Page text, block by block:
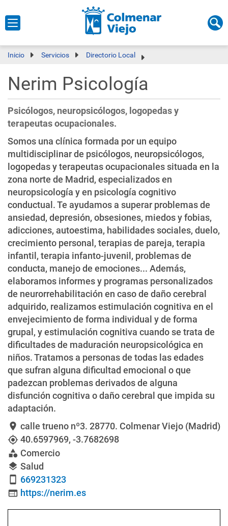
Inicio Servicios Directorio Local
Nerim Psicología
Psicólogos, neuropsicólogos, logopedas y
terapeutas ocupacionales.
Somos una clínica formada por un equipo
multidisciplinar de psicólogos, neuropsicólogos,
logopedas y terapeutas ocupacionales situada en la
zona norte de Madrid, especializados en
neuropsicología y en psicología cognitivo
conductual. Te ayudamos a superar problemas de
ansiedad, depresión, obsesiones, miedos y fobias,
adicciones, autoestima, habilidades sociales, duelo,
crecimiento personal, terapias de pareja, terapia
infantil, terapia infanto-juvenil, problemas de
conducta, manejo de emociones... Además,
elaboramos informes y programas personalizados
de neurorrehabilitación en caso de daño cerebral
adquirido, realizamos estimulación cognitiva en el
envejecimiento de forma individual y de forma
grupal, y estimulación cognitiva cuando se trata de
dificultades de maduración neuropsicológica en
niños. Tratamos a personas de todas las edades
que sufran alguna dificultad emocional o que
padezcan problemas derivados de alguna
disfunción cognitiva o daño cerebral que impida su
adaptación.
location_on calle trueno nº3. 28770. Colmenar Viejo (Madrid)
my_location40.6597969, -3.7682698
category Comercio
layers Salud
smartphone 669231323
web https://nerim.es